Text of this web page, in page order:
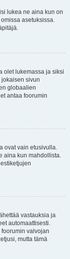
lukea ne aina kun on
asetuksissa.
olet lukemassa ja siksi
sivun
globaalien
antaa foorumin
ovat vain etusivulla.
aina kun mahdollista.
vastauksia ja
automaattisesti.
valvojan
mutta tämä